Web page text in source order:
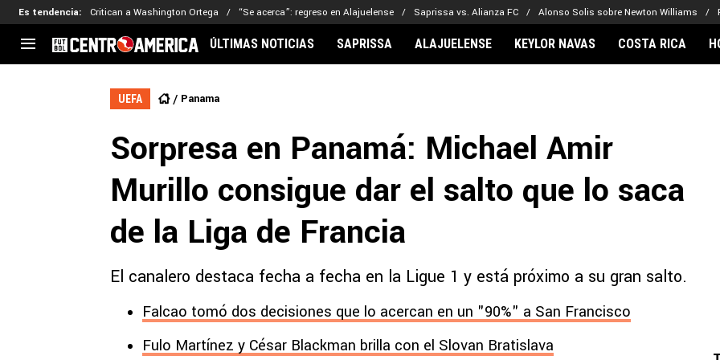
Es tendencia: Critican a Washington Ortega “Se acerca”: regreso en Alajuelense Saprissa vs. Alianza FC Alonso Solis sobre Newton Williams
CENTROAMÉRICA
CONCACAF
Liga de Naciones
Copa de Campeones
Copa Centroamericana
MLS
Kervin Arriaga
Nathaniel Méndez-Laing
Alajuelense
Comunicaciones
Municipal
Real Estelí
Real Madrid
ÚLTIMAS NOTICIAS SAPRISSA ALAJUELENSE KEYLOR NAVAS COSTA RICA
UEFA Panama
Sorpresa en Panamá: Michael Amir
Murillo consigue dar el salto que lo saca
de la Liga de Francia
El canalero destaca fecha a fecha en la Ligue 1 y está próximo a su gran salto.
Falcao tomó dos decisiones que lo acercan en un "90%" a San Francisco
Fulo Martínez y César Blackman brilla con el Slovan Bratislava